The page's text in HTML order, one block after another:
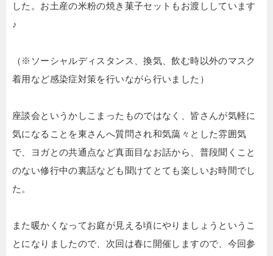
した。お土産の米粉の焼き菓子セットもお渡ししています
♪
（※ソーシャルディスタンス、換気、飲む時以外のマスク
着用など感染症対策を行いながら行いました）
座談会というかしこまったものではなく、皆さんが気軽に
気になることを東さんへ質問され和気藹々とした雰囲気
で、ヨガとの共通点など真面目なお話から、普段聞くこと
のない修行中の裏話なども聞けてとても楽しいお時間でし
た。
また暖かくなってお庭が見える頃にやりましょうというこ
とになりましたので、次回は春に開催しますので、今回参